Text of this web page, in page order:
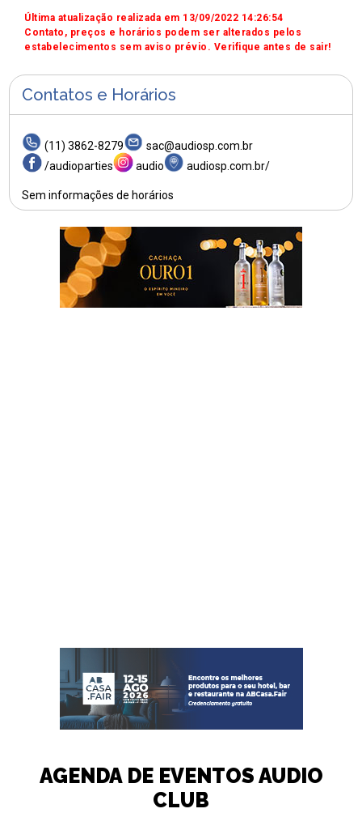
Última atualização realizada em 13/09/2022 14:26:54
Contato, preços e horários podem ser alterados pelos
estabelecimentos sem aviso prévio. Verifique antes de sair!
Contatos e Horários
(11) 3862-8279
sac@audiosp.com.br
/audioparties
audio audiosp.com.br/
Sem informações de horários
AGENDA DE EVENTOS AUDIO
CLUB